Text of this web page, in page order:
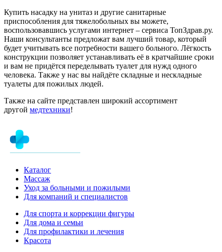
Купить насадку на унитаз и другие санитарные
приспособления для тяжелобольных вы можете,
воспользовавшись услугами интернет – сервиса ТопЗдрав.ру.
Наши консультанты предложат вам лучший товар, который
будет учитывать все потребности вашего больного. Лёгкость
конструкции позволяет устанавливать её в кратчайшие сроки
и вам не придётся переделывать туалет для нужд одного
человека. Также у нас вы найдёте складные и нескладные
туалеты для пожилых людей.
Также на сайте представлен широкий ассортимент
другой медтехники!
Каталог
Массаж
Уход за больными и пожилыми
Для компаний и специалистов
Для спорта и коррекции фигуры
Для дома и семьи
Для профилактики и лечения
Красота